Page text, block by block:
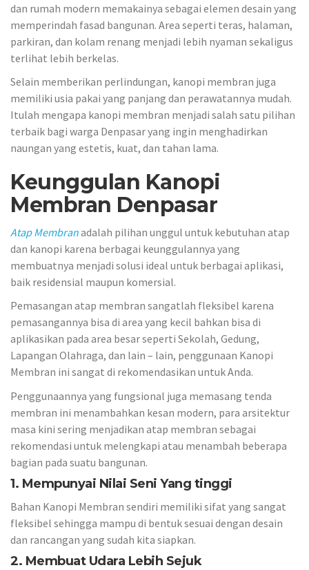
dan rumah modern memakainya sebagai elemen desain yang
memperindah fasad bangunan. Area seperti teras, halaman,
parkiran, dan kolam renang menjadi lebih nyaman sekaligus
terlihat lebih berkelas.
Selain memberikan perlindungan, kanopi membran juga
memiliki usia pakai yang panjang dan perawatannya mudah.
Itulah mengapa kanopi membran menjadi salah satu pilihan
terbaik bagi warga Denpasar yang ingin menghadirkan
naungan yang estetis, kuat, dan tahan lama.
Keunggulan Kanopi
Membran Denpasar
Atap Membranadalah pilihan unggul untuk kebutuhan atap
dan kanopi karena berbagai keunggulannya yang
membuatnya menjadi solusi ideal untuk berbagai aplikasi,
baik residensial maupun komersial.
Pemasangan atap membran sangatlah fleksibel karena
pemasangannya bisa di area yang kecil bahkan bisa di
aplikasikan pada area besar seperti Sekolah, Gedung,
Lapangan Olahraga, dan lain – lain, penggunaan Kanopi
Membran ini sangat di rekomendasikan untuk Anda.
Penggunaannya yang fungsional juga memasang tenda
membran ini menambahkan kesan modern, para arsitektur
masa kini sering menjadikan atap membran sebagai
rekomendasi untuk melengkapi atau menambah beberapa
bagian pada suatu bangunan.
1. Mempunyai Nilai Seni Yang tinggi
Bahan Kanopi Membran sendiri memiliki sifat yang sangat
fleksibel sehingga mampu di bentuk sesuai dengan desain
dan rancangan yang sudah kita siapkan.
2. Membuat Udara Lebih Sejuk